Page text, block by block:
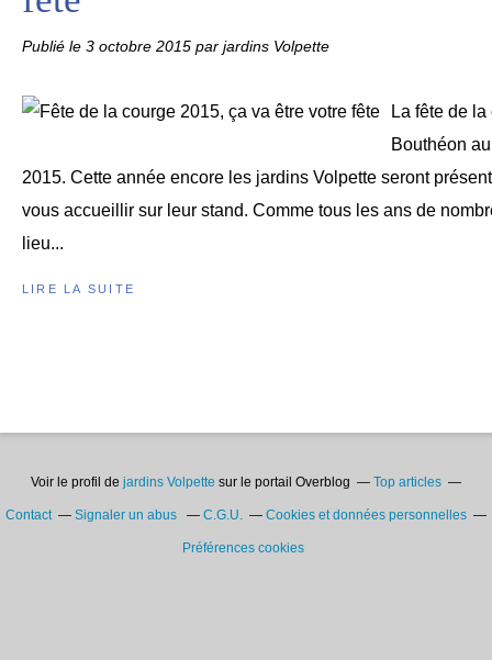
Publié le 3 octobre 2015 par jardins Volpette
La fête de
Bouthéon
2015. Cette année encore les jardins Volpette seront
vous accueillir sur leur stand. Comme tous les ans de
lieu...
LIRE LA SUITE
Voir le profil de jardins Volpette sur le portail Overblog Top articles
Contact Signaler un abus C.G.U. Cookies et données personnelles
Préférences cookies